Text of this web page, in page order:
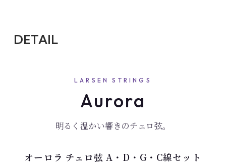
DETAIL
LARSEN STRINGS
Aurora
明るく温かい響きのチェロ弦。
オーロラ チェロ弦 A・D・G・C線セット